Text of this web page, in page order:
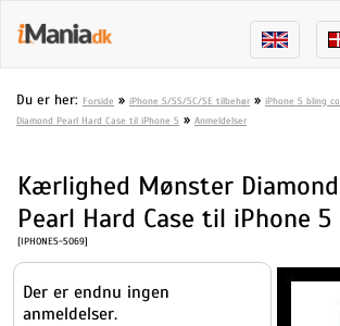
Du er her: Forside » iPhone 5/5S/5C/SE tilbehør » iPhone 5 bling
Diamond Pearl Hard Case til iPhone 5 » Anmeldelser
Kærlighed Mønster Diamond
Pearl Hard Case til iPhone 5
[IPHONE5-5069]
Der er endnu ingen
anmeldelser.